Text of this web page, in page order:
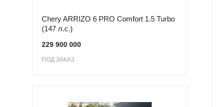
Chery ARRIZO 6 PRO Comfort 1.5 Turbo
(147 л.с.)
229 900 000
ПОД ЗАКАЗ